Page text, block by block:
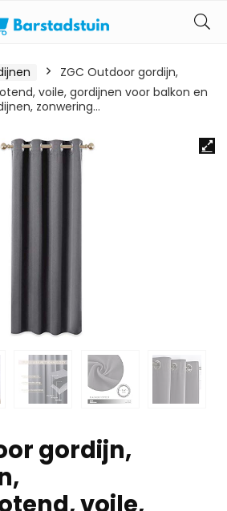
ZGC Outdoor gordijn,
voile, gordijnen voor balkon en
zonwering…
gordijn,